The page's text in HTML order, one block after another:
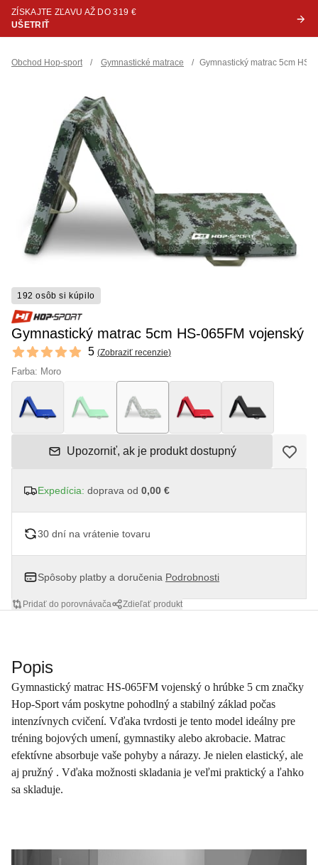
ZÍSKAJTE ZĽAVU AŽ DO 319 €
UŠETRIŤ
Obchod Hop-sport / Gymnastické matrace / Gymnastický matrac 5cm HS-
192 osôb si kúpilo
Gymnastický matrac 5cm HS-065FM vojenský
Reviews
5 out of 5 stars 5 (Zobraziť recenzie)
Farba: Moro
Upozorniť, ak je produkt dostupný
Expedícia: doprava od 0,00 €
30 dní na vrátenie tovaru
Spôsoby platby a doručenia Podrobnosti
Pridať do porovnávača Zdieľať produkt
Popis
Gymnastický matrac HS-065FM vojenský o hrúbke 5 cm značky
Hop-Sport vám poskytne pohodlný a stabilný základ počas
intenzívnych cvičení. Vďaka tvrdosti je tento model ideálny pre
tréning bojových umení, gymnastiky alebo akrobacie. Matrac
efektívne absorbuje vaše pohyby a nárazy. Je nielen elastický, ale
aj pružný . Vďaka možnosti skladania je veľmi praktický a ľahko
sa skladuje.